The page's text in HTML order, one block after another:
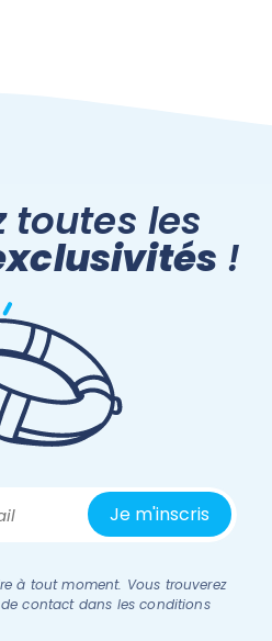
toutes les
!
à tout moment. Vous trouverez
contact dans les conditions